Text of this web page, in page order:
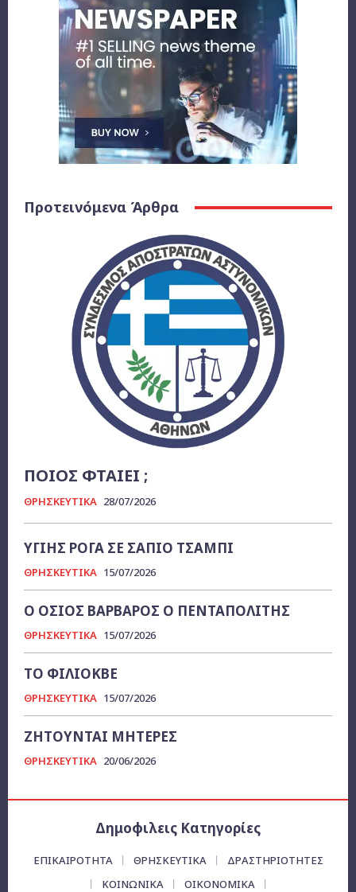
Προτεινόμενα Άρθρα
ΠΟΙΟΣ ΦΤΑΙΕΙ ;
ΘΡΗΣΚΕΥΤΙΚΑ 28/07/2026
ΥΓΙΗΣ ΡΟΓΑ ΣΕ ΣΑΠΙΟ ΤΣΑΜΠΙ
ΘΡΗΣΚΕΥΤΙΚΑ 15/07/2026
Ο ΟΣΙΟΣ ΒΑΡΒΑΡΟΣ Ο ΠΕΝΤΑΠΟΛΙΤΗΣ
ΘΡΗΣΚΕΥΤΙΚΑ 15/07/2026
ΤΟ ΦΙΛΙΟΚΒΕ
ΘΡΗΣΚΕΥΤΙΚΑ 15/07/2026
ΖΗΤΟΥΝΤΑΙ ΜΗΤΕΡΕΣ
ΘΡΗΣΚΕΥΤΙΚΑ 20/06/2026
Δημοφιλεις Κατηγορίες
ΕΠΙΚΑΙΡΌΤΗΤΑ ΘΡΗΣΚΕΥΤΙΚΑ
ΔΡΑΣΤΗΡΙΟΤΗΤΕΣ
ΚΟΙΝΩΝΙΚΑ
ΟΙΚΟΝΟΜΙΚΆ